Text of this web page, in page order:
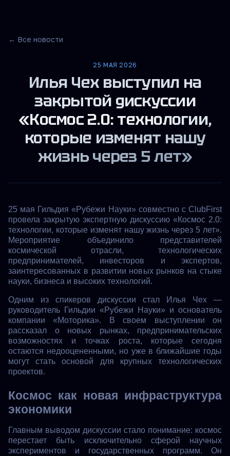
← Все новости
25 МАЯ 2026
Илья Чех выступил на
закрытой дискуссии
«Космос 2.0: технологии,
которые изменят нашу
жизнь через 5 лет»
25 мая Гильдия «Рубежи Науки» совместно с ClubFirst
провела закрытую экспертную дискуссию «Космос 2.0:
технологии, которые изменят нашу жизнь через 5 лет».
Мероприятие объединило представителей
космической отрасли, технологических
предпринимателей, инвесторов и экспертов,
заинтересованных в развитии новых рынков на стыке
науки, бизнеса и высоких технологий.
Одним из спикеров дискуссии стал Илья Чех —
руководитель Гильдии «Рубежи Науки» и основатель
компании «Моторика». В своем выступлении он
рассказал о новых рынках, предпринимательских
возможностях и точках роста, которые сегодня
остаются недооцененными, но уже в ближайшие годы
могут стать основой для крупных технологических
проектов.
Космос как новая инфраструктура
экономики
Главным выводом дискуссии стало понимание: космос
перестает быть исключительно сферой научных
экспериментов и государственных программ. Он